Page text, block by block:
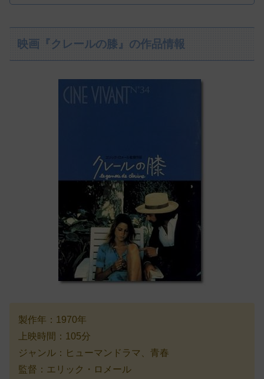
映画『クレールの膝』の作品情報
製作年：1970年
上映時間：105分
ジャンル：ヒューマンドラマ、青春
監督：エリック・ロメール